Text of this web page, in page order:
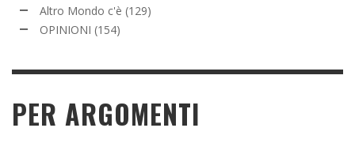
Altro Mondo c'è (129)
OPINIONI (154)
PER ARGOMENTI